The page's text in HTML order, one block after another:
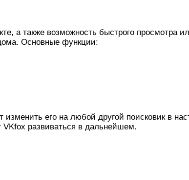
а также возможность быстрого просмотра
Основные функции:
его на любой другой поисковик в
VKfox развиваться в дальнейшем.